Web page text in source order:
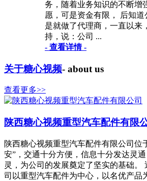
务，随着业务知识的不断增强
愿，可是资金有限， 后知
是就做了代理商，一直以来
持，说：公司 ...
- 查看详情 -
关于糖心视频- about us
查看更多>>
陕西糖心视频重型汽车配件有限
陕西糖心视频重型汽车配件有限公司位
安”，交通十分方便，信息十分发达灵通
灵，为公司的发展奠定了坚实的基础
司以重型汽车配件为中心，以名优产品